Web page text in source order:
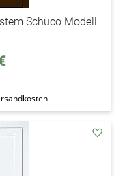
Schüco Modell